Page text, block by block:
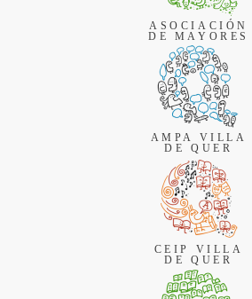
ASOCIACIÓN
DE MAYORES
AMPA VILLA
DE QUER
CEIP VILLA
DE QUER